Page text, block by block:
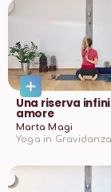
Una riserva
amore
Marta Magi
Yoga in Gravidanza